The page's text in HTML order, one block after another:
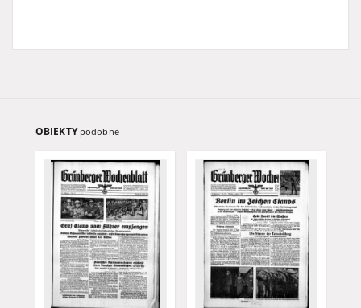
OBIEKTY podobne